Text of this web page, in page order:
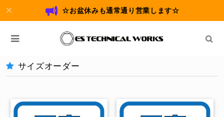
☆お盆休みも通常通り営業します☆
サイズオーダー